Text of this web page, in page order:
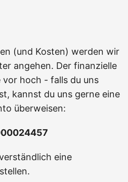
(und Kosten) werden wir
angehen. Der finanzielle
hoch - falls du uns
kannst du uns gerne eine
überweisen:
eine